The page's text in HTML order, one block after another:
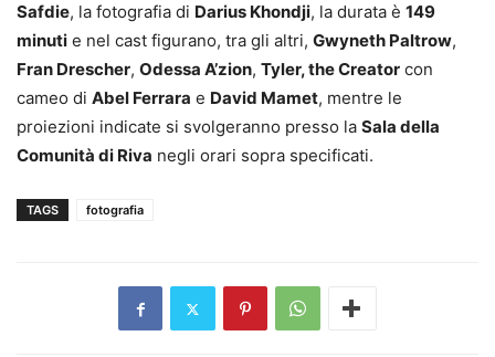
Safdie, la fotografia di Darius Khondji, la durata è 149
minuti e nel cast figurano, tra gli altri, Gwyneth Paltrow,
Fran Drescher, Odessa A’zion, Tyler, the Creator con
cameo di Abel Ferrara e David Mamet, mentre le
proiezioni indicate si svolgeranno presso la Sala della
Comunità di Riva negli orari sopra specificati.
TAGS fotografia